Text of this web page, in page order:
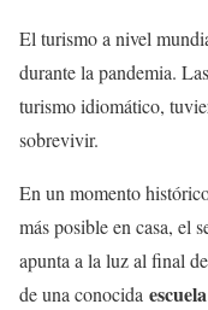
El turismo a nivel
durante la pandemia.
turismo idiomático,
sobrevivir.
En un momento
más posible en casa, el
apunta a la luz al final
de una conocida